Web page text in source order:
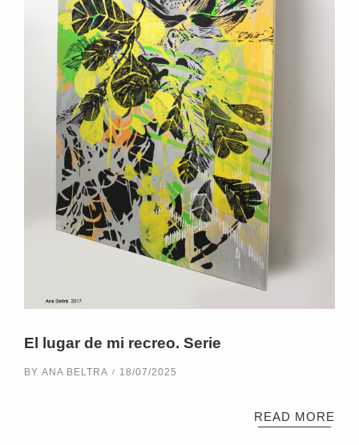
El lugar de mi recreo. Serie
BY ANA BELTRA 18/07/2025
READ MORE